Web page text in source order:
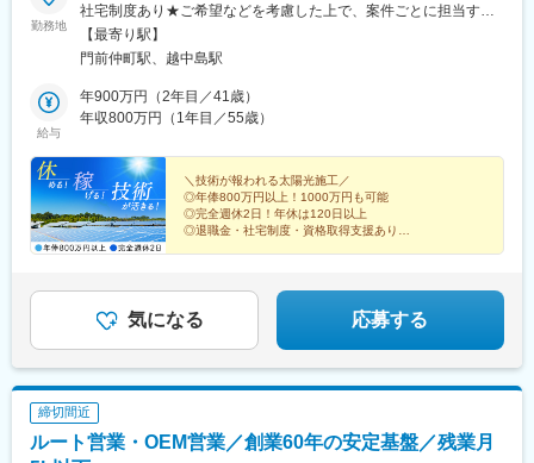
勤務地
社宅制度あり★ご希望などを考慮した上で、案件ごとに担当する
現場を決定します★1現場あたり3～6カ月程度の期間常駐★借り
上げ社宅＆社用車をご用意／日当も出ます★案件終了後、次の案
暇が取れます【本社】東京都江東区牡丹1-15-5 ポイントSTビル
6F【アクセス】・都営大江戸線／東京メトロ東西線「門前仲町
例】青森県、岩手県、宮城県、秋田県、山形県、福島県、茨城
県、栃木県、群馬県、埼玉県、千葉県、東京都、神奈川県、山梨
県
【最寄り駅】
門前仲町駅、越中島駅
給与
年900万円（2年目／41歳）
年収800万円（1年目／55歳）
＼技術が報われる太陽光施工／
◎年俸800万円以上！1000万円も可能
◎完全週休2日！年休は120日以上
◎退職金・社宅制度・資格取得支援あり
気になる 応募する
締切間近
ルート営業・OEM営業／創業60年の安定基盤／残業月